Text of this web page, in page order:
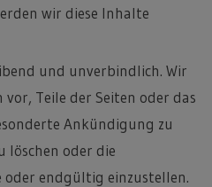
wir diese Inhalte
und unverbindlich. Wir
Teile der Seiten oder das
Ankündigung zu
löschen oder die
endgültig einzustellen.